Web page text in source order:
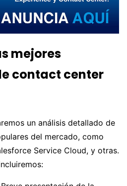
mejores
contact center
un análisis detallado de
del mercado, como
Service Cloud, y otras.